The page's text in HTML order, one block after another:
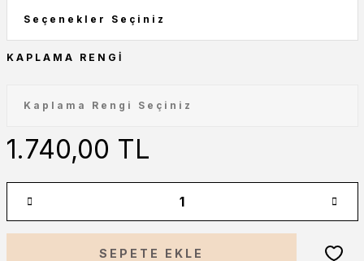
KAPLAMA RENGI
1.740,00 TL
SEPETE EKLE